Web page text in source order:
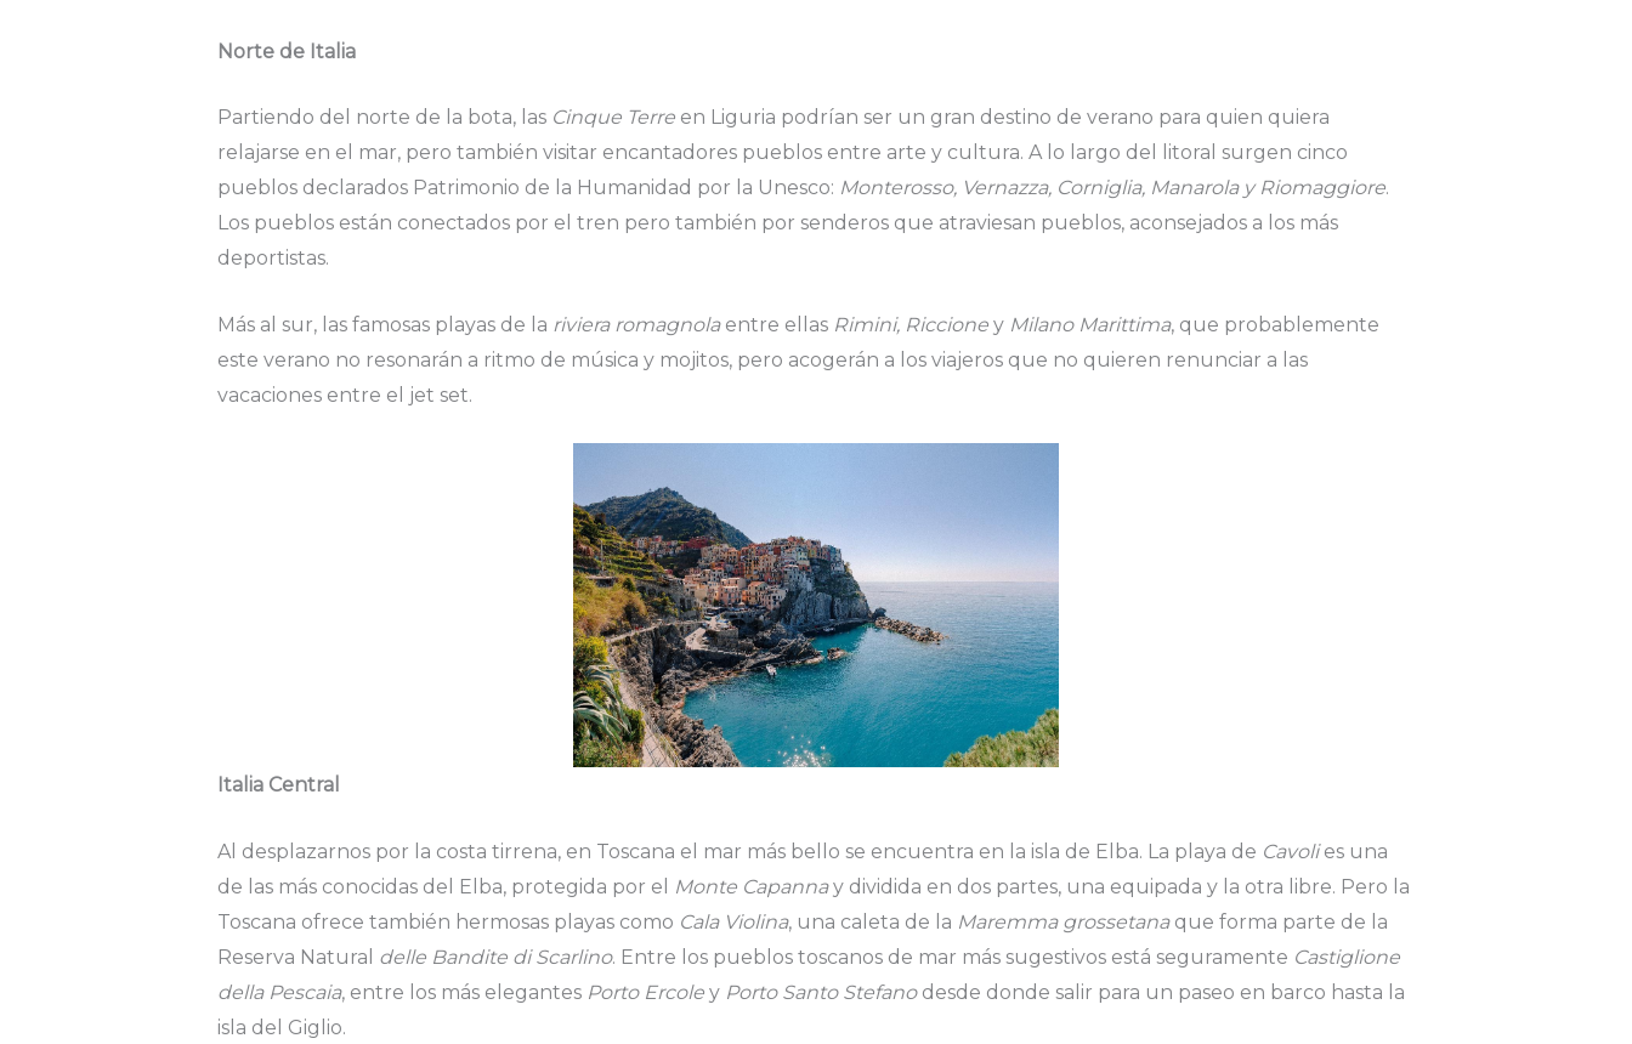
Norte de Italia
Partiendo del norte de la bota, las Cinque Terreen Liguria podrían ser un gran destino de verano para quien quiera
relajarse en el mar, pero también visitar encantadores pueblos entre arte y cultura. A lo largo del litoral surgen cinco
pueblos declarados Patrimonio de la Humanidad por la Unesco: Monterosso, Vernazza, Corniglia, Manarola y Riomaggiore.
Los pueblos están conectados por el tren pero también por senderos que atraviesan pueblos, aconsejados a los más
deportistas.
Más al sur, las famosas playas de la riviera romagnolaentre ellas Rimini, Riccione y Milano Marittima, que probablemente
este verano no resonarán a ritmo de música y mojitos, pero acogerán a los viajeros que no quieren renunciar a las
vacaciones entre el jet set.
Italia Central
Al desplazarnos por la costa tirrena, en Toscana el mar más bello se encuentra en la isla de Elba. La playa de Cavolies una
de las más conocidas del Elba, protegida por el
Monte Capannay dividida en dos partes, una equipada y la otra libre. Pero la
Toscana ofrece también hermosas playas como Cala Violina, una caleta de la Maremma grossetanaque forma parte de la
Reserva Natural delle Bandite di Scarlino. Entre los pueblos toscanos de mar más sugestivos está seguramente Castiglione
della Pescaia, entre los más elegantes Porto Ercoley Porto Santo Stefanodesde donde salir para un paseo en barco hasta la
isla del Giglio.